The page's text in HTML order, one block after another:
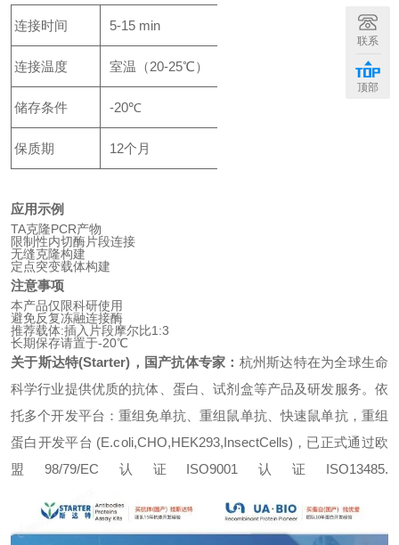
连接时间 5-15 min
连接温度 室温（20-25℃）
储存条件 -20℃
保质期 12个月
应用示例
TA克隆PCR产物
限制性内切酶片段连接
无缝克隆构建
定点突变载体构建
注意事项
本产品仅限科研使用
避免反复冻融连接酶
推荐载体:插入片段摩尔比1:3
长期保存请置于-20℃
关于斯达特(Starter)，国产抗体专家： 杭州斯达特在为全球生命
科学行业提供优质的抗体、蛋白、试剂盒等产品及研发服务。依
托多个开发平台：重组免单抗、重组鼠单抗、快速鼠单抗，重组
蛋白开发平台 (E.coli,CHO,HEK293,InsectCells)，已正式通过欧
盟98/79/EC认证ISO9001认证ISO13485.
联系
顶部